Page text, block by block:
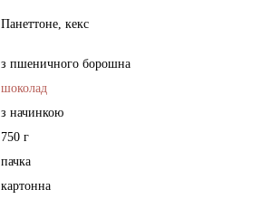
Панеттоне, кекс
з пшеничного борошна
шоколад
з начинкою
750 г
пачка
картонна